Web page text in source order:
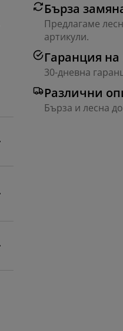
Бърза
Предлагаме
артикули.
Гаранция
30-дневна
Различни
Бърза и лесна